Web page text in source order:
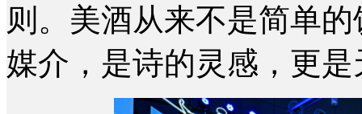
则。美酒从来不是简单
媒介，是诗的灵感，更